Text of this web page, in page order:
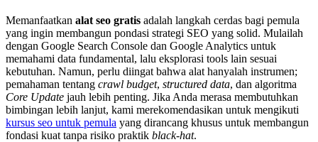
Memanfaatkan alat seo gratis adalah langkah cerdas bagi pemula
yang ingin membangun pondasi strategi SEO yang solid. Mulailah
dengan Google Search Console dan Google Analytics untuk
memahami data fundamental, lalu eksplorasi tools lain sesuai
kebutuhan. Namun, perlu diingat bahwa alat hanyalah instrumen;
pemahaman tentang crawl budget, structured data, dan algoritma
Core Update jauh lebih penting. Jika Anda merasa membutuhkan
bimbingan lebih lanjut, kami merekomendasikan untuk mengikuti
kursus seo untuk pemula yang dirancang khusus untuk membangun
fondasi kuat tanpa risiko praktik black-hat.